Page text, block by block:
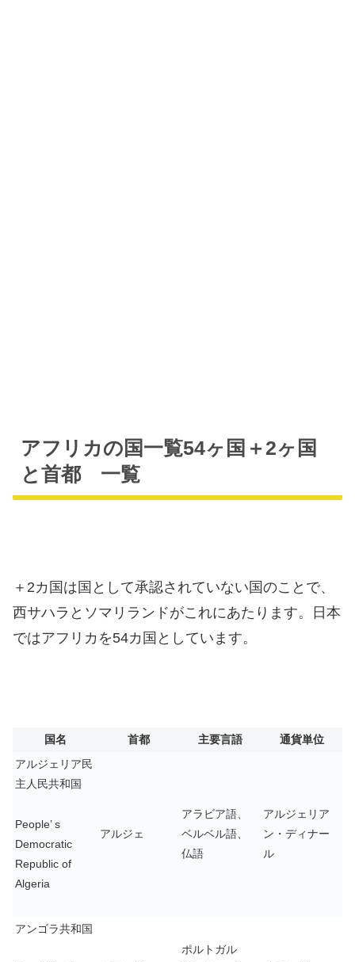
アフリカの国一覧54ヶ国＋2ヶ国
と首都 一覧
＋2カ国は国として承認されていない国のことで、
西サハラとソマリランドがこれにあたります。日本
ではアフリカを54カ国としています。
国名 首都 主要言語
通貨単位
アルジェリア民
主人民共和国
People’ s
Democratic
Republic of
Algeria
アルジェ
アラビア語、
ベルベル語、
仏語
アルジェリア
ン・ディナー
ル
アンゴラ共和国
ポルトガル